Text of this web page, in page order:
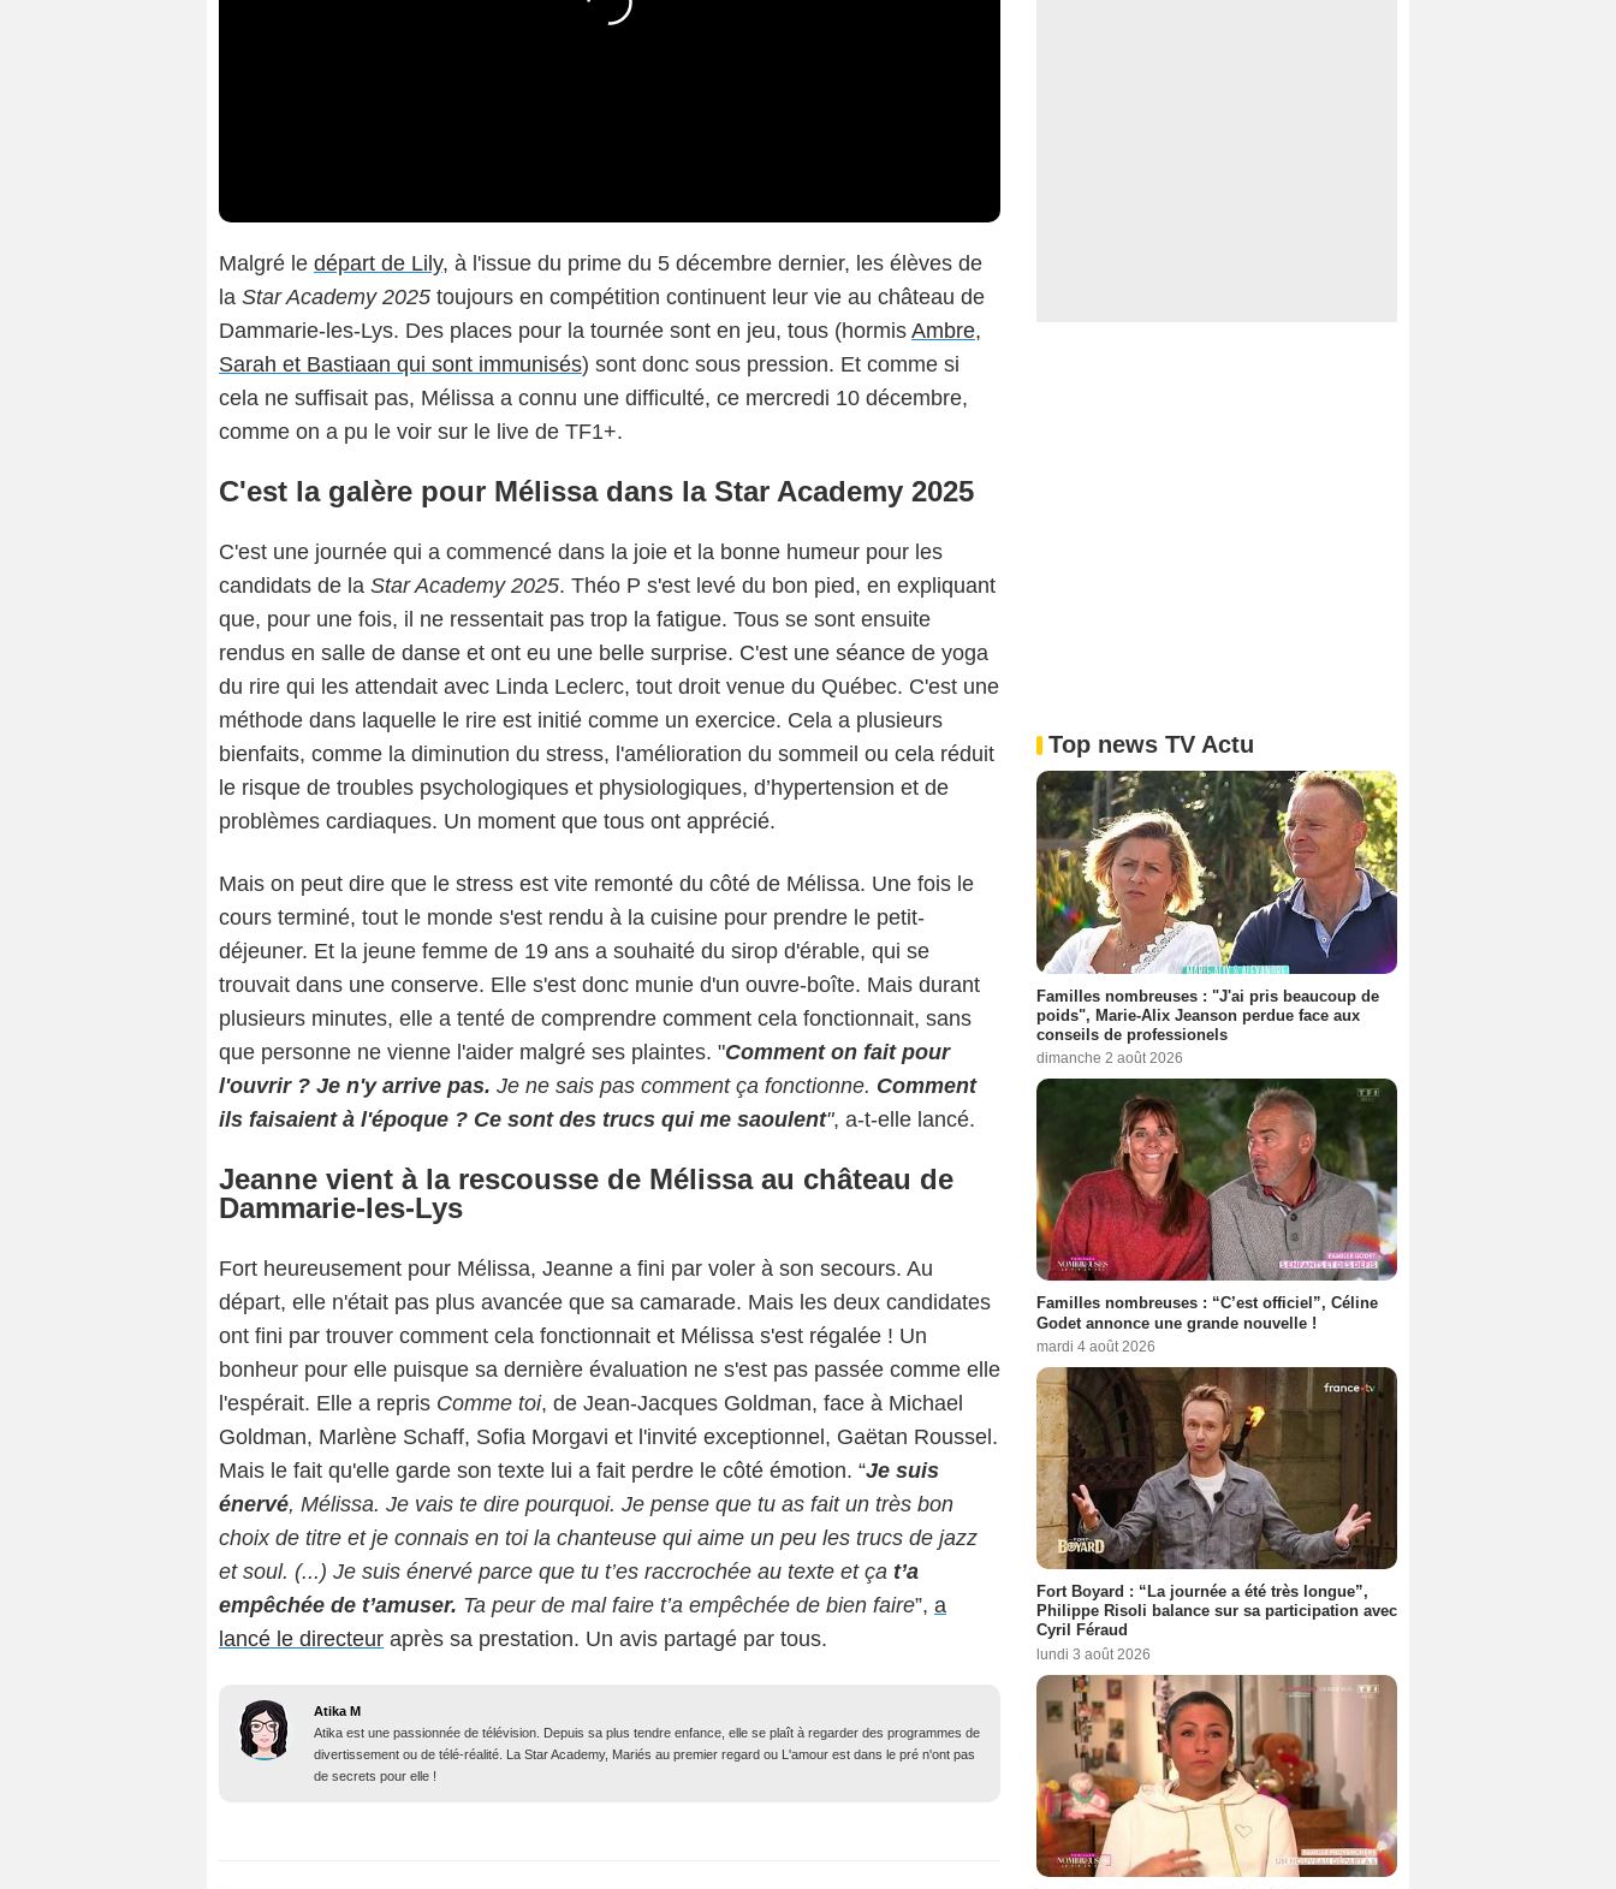
Malgré le départ de Lily, à l'issue du prime du 5 décembre dernier, les élèves de
la Star Academy 2025 toujours en compétition continuent leur vie au château de
Dammarie-les-Lys. Des places pour la tournée sont en jeu, tous (hormis Ambre,
Sarah et Bastiaan qui sont immunisés) sont donc sous pression. Et comme si
cela ne suffisait pas, Mélissa a connu une difficulté, ce mercredi 10 décembre,
comme on a pu le voir sur le live de TF1+.
C'est la galère pour Mélissa dans la Star Academy 2025
C'est une journée qui a commencé dans la joie et la bonne humeur pour les
candidats de la Star Academy 2025. Théo P s'est levé du bon pied, en expliquant
que, pour une fois, il ne ressentait pas trop la fatigue. Tous se sont ensuite
rendus en salle de danse et ont eu une belle surprise. C'est une séance de yoga
du rire qui les attendait avec Linda Leclerc, tout droit venue du Québec. C'est une
méthode dans laquelle le rire est initié comme un exercice. Cela a plusieurs
bienfaits, comme la diminution du stress, l'amélioration du sommeil ou cela réduit
le risque de troubles psychologiques et physiologiques, d’hypertension et de
problèmes cardiaques. Un moment que tous ont apprécié.
Mais on peut dire que le stress est vite remonté du côté de Mélissa. Une fois le
cours terminé, tout le monde s'est rendu à la cuisine pour prendre le petit-
déjeuner. Et la jeune femme de 19 ans a souhaité du sirop d'érable, qui se
trouvait dans une conserve. Elle s'est donc munie d'un ouvre-boîte. Mais durant
plusieurs minutes, elle a tenté de comprendre comment cela fonctionnait, sans
que personne ne vienne l'aider malgré ses plaintes. "Comment on fait pour
l'ouvrir ? Je n'y arrive pas. Je ne sais pas comment ça fonctionne. Comment
ils faisaient à l'époque ? Ce sont des trucs qui me saoulent", a-t-elle lancé.
Jeanne vient à la rescousse de Mélissa au château de
Dammarie-les-Lys
Fort heureusement pour Mélissa, Jeanne a fini par voler à son secours. Au
départ, elle n'était pas plus avancée que sa camarade. Mais les deux candidates
ont fini par trouver comment cela fonctionnait et Mélissa s'est régalée ! Un
bonheur pour elle puisque sa dernière évaluation ne s'est pas passée comme elle
l'espérait. Elle a repris Comme toi, de Jean-Jacques Goldman, face à Michael
Goldman, Marlène Schaff, Sofia Morgavi et l'invité exceptionnel, Gaëtan Roussel.
Mais le fait qu'elle garde son texte lui a fait perdre le côté émotion. “Je suis
énervé, Mélissa. Je vais te dire pourquoi. Je pense que tu as fait un très bon
choix de titre et je connais en toi la chanteuse qui aime un peu les trucs de jazz
et soul. (...) Je suis énervé parce que tu t’es raccrochée au texte et ça t’a
empêchée de t’amuser. Ta peur de mal faire t’a empêchée de bien faire”, a
lancé le directeur après sa prestation. Un avis partagé par tous.
Atika M
Atika est une passionnée de télévision. Depuis sa plus tendre enfance, elle se plaît à regarder des programmes de
divertissement ou de télé-réalité. La Star Academy, Mariés au premier regard ou L'amour est dans le pré n'ont pas
de secrets pour elle !
Top news TV Actu
Familles nombreuses : "J'ai pris beaucoup de
poids", Marie-Alix Jeanson perdue face aux
conseils de professionels
dimanche 2 août 2026
Familles nombreuses : “C’est officiel”, Céline
Godet annonce une grande nouvelle !
mardi 4 août 2026
Fort Boyard : “La journée a été très longue”,
Philippe Risoli balance sur sa participation avec
Cyril Féraud
lundi 3 août 2026